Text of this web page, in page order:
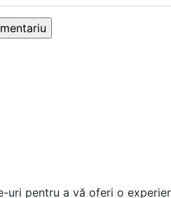
uri pentru a vă oferi o